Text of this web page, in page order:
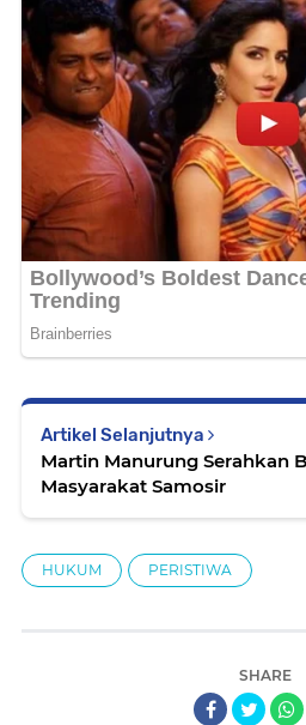
Artikel Selanjutnya
Martin Manurung Serahkan
Masyarakat Samosir
HUKUM PERISTIWA
SHARE